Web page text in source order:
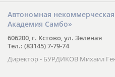
Автономная
Академия Самбо»
606200, г. Кстово, ул. Зеленая
Тел.: (83145) 7-79-74
Директор - БУРДИКОВ Михаил